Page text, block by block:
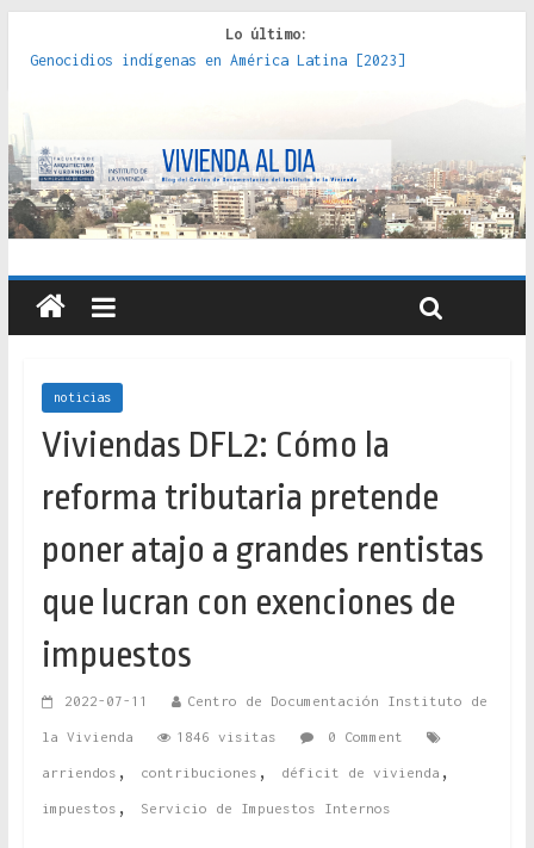
Lo último:
Genocidios indígenas en América Latina [2023]
políticas, prácticas y representaciones [2022]
crítica de las fronteras latinoamericanas [2020]
Criterios técnicos para una vivienda adecuada [2019]
Red de consultorios de la Caja del Seguro Obrero en
Santiago : un patrimonio emblemático [2014]
noticias
Viviendas DFL2: Cómo la
reforma tributaria pretende
poner atajo a grandes rentistas
que lucran con exenciones de
impuestos
2022-07-11 Centro de Documentación Instituto de
la Vivienda 1846 visitas 0 Comment
arriendos , contribuciones , déficit de vivienda ,
impuestos , Servicio de Impuestos Internos